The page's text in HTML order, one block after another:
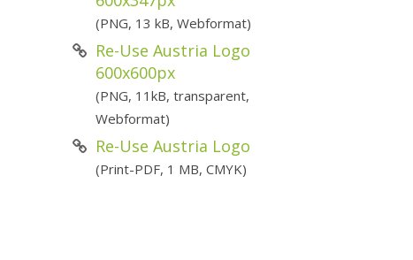
(PNG, 13 kB, Webformat)
Re-Use Austria Logo
600x600px
(PNG, 11kB, transparent,
Webformat)
Re-Use Austria Logo
(Print-PDF, 1 MB, CMYK)